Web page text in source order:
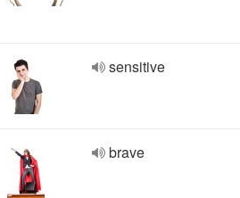
sensitive
brave